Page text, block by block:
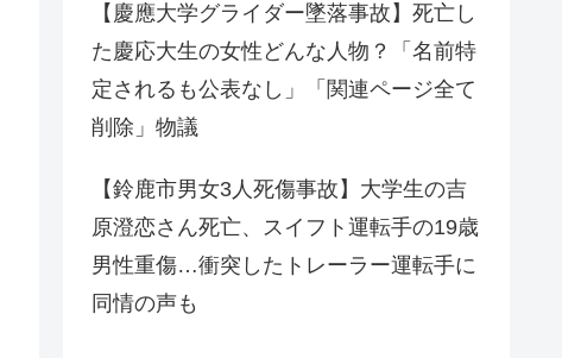
【慶應大学グライダー墜落事故】死亡し
た慶応大生の女性どんな人物？「名前特
定されるも公表なし」「関連ページ全て
削除」物議
【鈴鹿市男女3人死傷事故】大学生の吉
原澄恋さん死亡、スイフト運転手の19歳
男性重傷…衝突したトレーラー運転手に
同情の声も